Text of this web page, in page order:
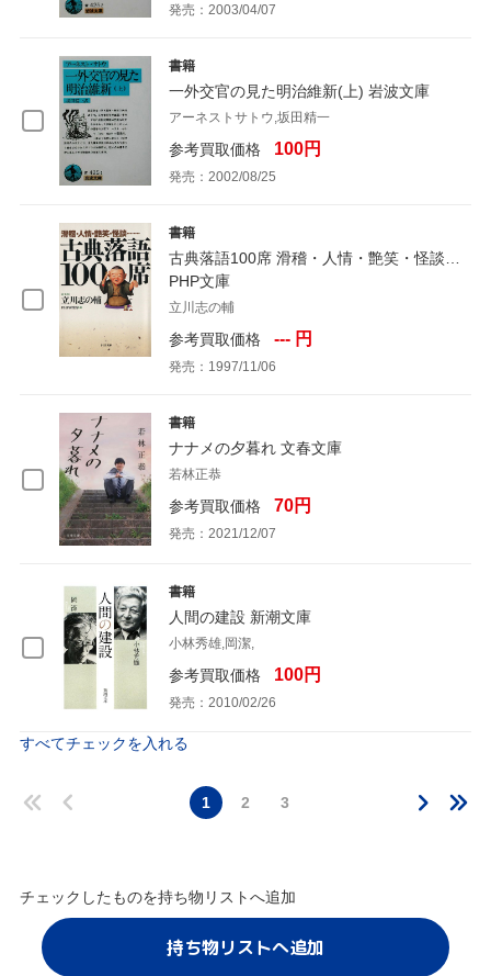
発売：2003/04/07
書籍
一外交官の見た明治維新(上) 岩波文庫
アーネストサトウ,坂田精一
参考買取価格 100円
発売：2002/08/25
書籍
古典落語100席 滑稽・人情・艶笑・怪談…
PHP文庫
立川志の輔
参考買取価格 --- 円
発売：1997/11/06
書籍
ナナメの夕暮れ 文春文庫
若林正恭
参考買取価格 70円
発売：2021/12/07
書籍
人間の建設 新潮文庫
小林秀雄,岡潔,
参考買取価格 100円
発売：2010/02/26
すべてチェックを入れる
1 2 3
チェックしたものを持ち物リストへ追加
持ち物リストへ追加